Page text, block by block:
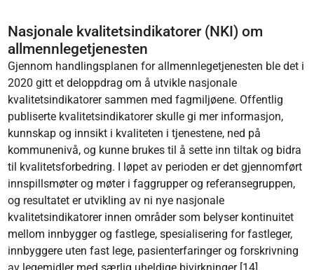
Nasjonale kvalitetsindikatorer (NKI) om
allmennlegetjenesten
Gjennom handlingsplanen for allmennlegetjenesten ble det i
2020 gitt et deloppdrag om å utvikle nasjonale
kvalitetsindikatorer sammen med fagmiljøene. Offentlig
publiserte kvalitetsindikatorer skulle gi mer informasjon,
kunnskap og innsikt i kvaliteten i tjenestene, ned på
kommunenivå, og kunne brukes til å sette inn tiltak og bidra
til kvalitetsforbedring. I løpet av perioden er det gjennomført
innspillsmøter og møter i faggrupper og referansegruppen,
og resultatet er utvikling av ni nye nasjonale
kvalitetsindikatorer innen områder som belyser kontinuitet
mellom innbygger og fastlege, spesialisering for fastleger,
innbyggere uten fast lege, pasienterfaringer og forskrivning